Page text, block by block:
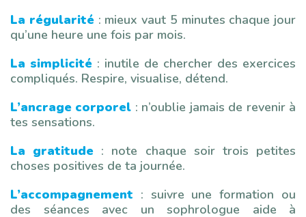
La régularité: mieux vaut 5 minutes chaque jour
qu’une heure une fois par mois.
La simplicité : inutile de chercher des exercices
compliqués. Respire, visualise, détend.
L’ancrage corporel : n’oublie jamais de revenir à
tes sensations.
La gratitude : note chaque soir trois petites
choses positives de ta journée.
L’accompagnement : suivre une formation ou
des séances avec un sophrologue aide à